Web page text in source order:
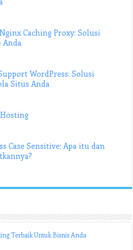
Caching Proxy: Solusi
Anda
WordPress: Solusi
Situs Anda
Case Sensitive: Apa itu dan
Terbaik Untuk Bisnis Anda